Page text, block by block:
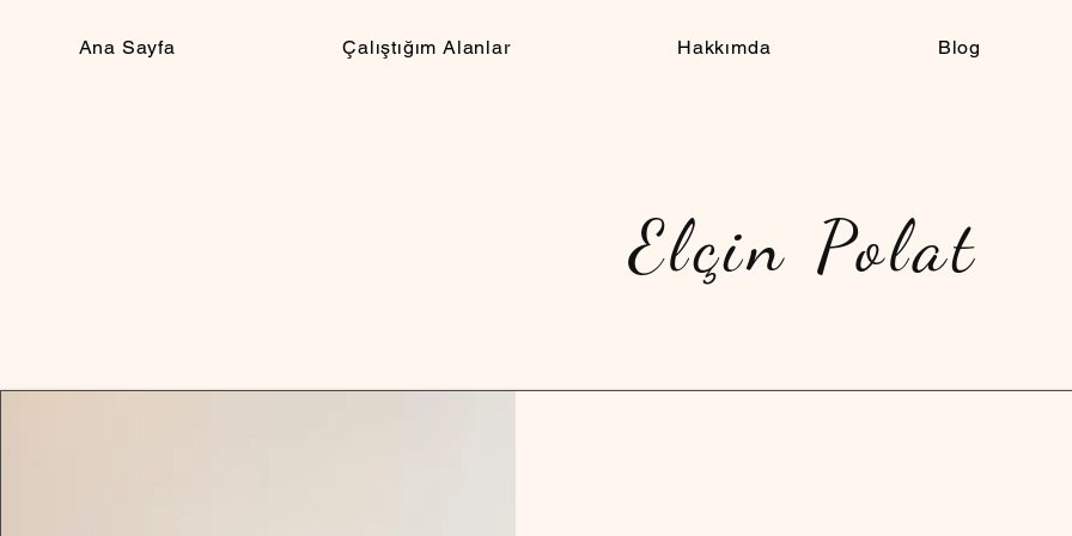
Ana Sayfa Çalıştığım Alanlar Hakkımda Blog
Elçin Polat